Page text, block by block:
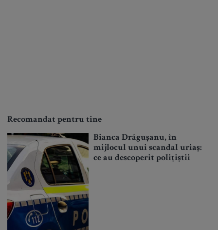
Recomandat pentru tine
Bianca Drăgușanu, în
mijlocul unui scandal uriaș:
ce au descoperit polițiștii